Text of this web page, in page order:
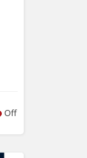
Off